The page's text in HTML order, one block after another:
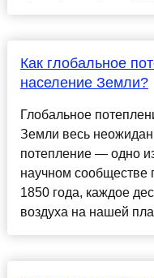
Как глобальное
население Земли?
Глобальное
Земли весь
потепление — одно
научном сообществе
1850 года, каждое
воздуха на нашей